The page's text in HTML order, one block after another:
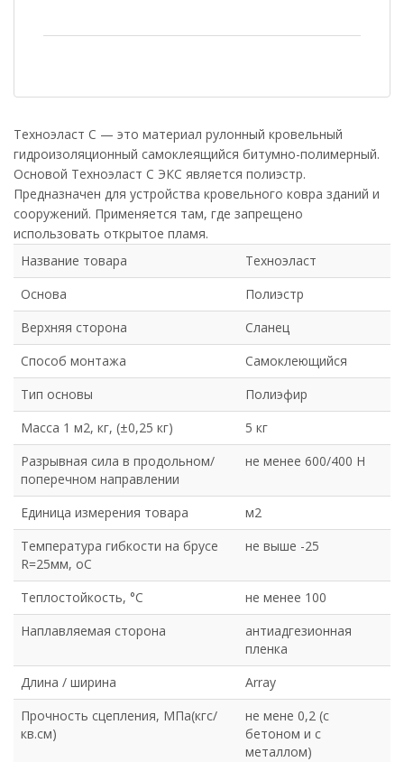
Техноэласт С — это материал рулонный кровельный
гидроизоляционный самоклеящийся битумно-полимерный.
Основой Техноэласт С ЭКС является полиэстр.
Предназначен для устройства кровельного ковра зданий и
сооружений. Применяется там, где запрещено
использовать открытое пламя.
Название товара
Техноэласт
Основа
Полиэстр
Верхняя сторона
Сланец
Способ монтажа
Самоклеющийся
Тип основы
Полиэфир
Масса 1 м2, кг, (±0,25 кг)
5 кг
Разрывная сила в продольном/
поперечном направлении
не менее 600/400 Н
Единица измерения товара
м2
Температура гибкости на брусе
R=25мм, оС
не выше -25
Теплостойкость, °С
не менее 100
Наплавляемая сторона
антиадгезионная
пленка
Длина / ширина
Array
Прочность сцепления, МПа(кгс/
кв.см)
не мене 0,2 (с
бетоном и с
металлом)